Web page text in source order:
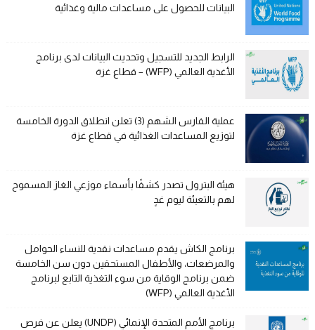
البيانات للحصول على مساعدات مالية وغذائية
الرابط الجديد للتسجيل وتحديث البيانات لدى برنامج
الأغذية العالمي (WFP) – قطاع غزة
عملية الفارس الشهم (3) تعلن انطلاق الدورة الخامسة
لتوزيع المساعدات الغذائية في قطاع غزة
هيئة البترول تصدر كشفًا بأسماء موزعي الغاز المسموح
لهم بالتعبئة ليوم غدٍ
برنامج الكاش يقدم مساعدات نقدية للنساء الحوامل
والمرضعات، والأطفال المستحقين دون سن الخامسة
ضمن برنامج الوقاية من سوء التغذية التابع لبرنامج
الأغذية العالمي (WFP)
برنامج الأمم المتحدة الإنمائي (UNDP) يعلن عن فرص